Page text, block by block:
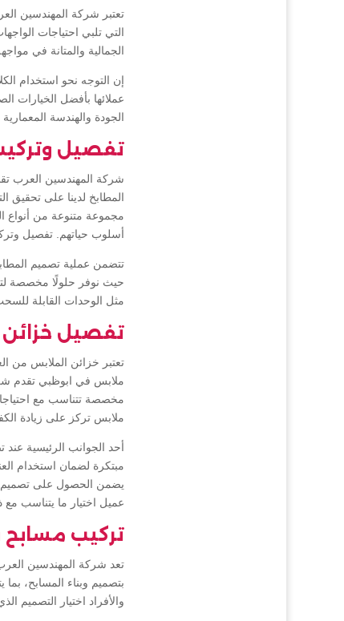
تعتبر شركة المهندسين
التي تلبي احتياجات
الجمالية والمتانة في
إن التوجه نحو استخدام
عملائها بأفضل الخيارات
الجودة والهندسة المعمارية
تفصيل
شركة المهندسين العرب
المطابخ لدينا على تحقيق
مجموعة متنوعة من أنواع
أسلوب حياتهم. تفصيل
تتضمن عملية تصميم
حيث نوفر حلولًا مخصصة
مثل الوحدات القابلة
تفصيل
تعتبر خزائن الملابس من
ملابس في ابوظبي تقدم
مخصصة تتناسب مع
ملابس تركز على زيادة
أحد الجوانب الرئيسية
مبتكرة لضمان استخدام
يضمن الحصول على تصميم
عميل اختيار ما يتناسب مع
تركيب
تعد شركة المهندسين
بتصميم وبناء المسابح،
والأفراد اختيار التصميم